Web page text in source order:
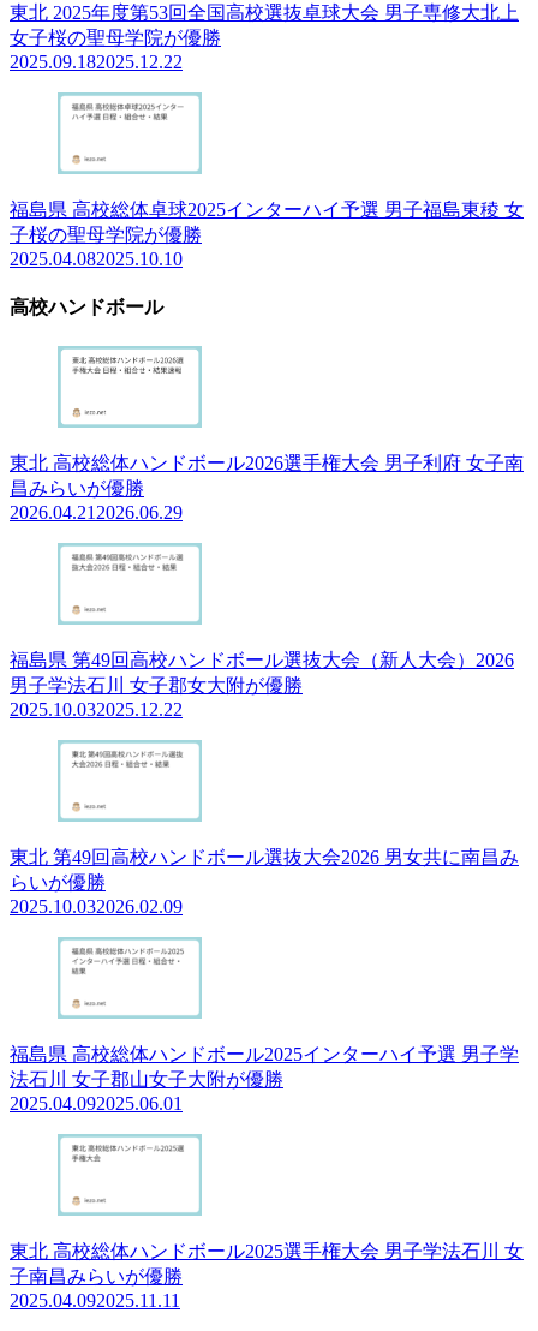
東北 2025年度第53回全国高校選抜卓球大会 男子専修大北上
女子桜の聖母学院が優勝
2025.09.182025.12.22
福島県 高校総体卓球2025インターハイ予選 男子福島東稜 女
子桜の聖母学院が優勝
2025.04.082025.10.10
高校ハンドボール
東北 高校総体ハンドボール2026選手権大会 男子利府 女子南
昌みらいが優勝
2026.04.21 2026.06.29
福島県 第49回高校ハンドボール選抜大会（新人大会）2026
男子学法石川 女子郡女大附が優勝
2025.10.032025.12.22
東北 第49回高校ハンドボール選抜大会2026 男女共に南昌み
らいが優勝
2025.10.032026.02.09
福島県 高校総体ハンドボール2025インターハイ予選 男子学
法⽯川 女子郡⼭⼥⼦⼤附が優勝
2025.04.092025.06.01
東北 高校総体ハンドボール2025選手権大会 男子学法石川 女
子南昌みらいが優勝
2025.04.092025.11.11